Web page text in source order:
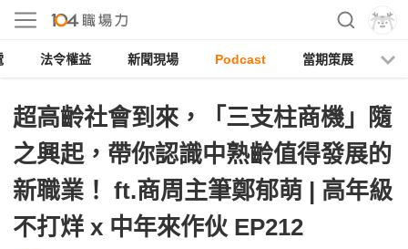
法令權益 新聞現場 Podcast 當期策展
超高齡社會到來，「三支柱商機」隨
之興起，帶你認識中熟齡值得發展的
新職業！ ft.商周主筆鄭郁萌 | 高年級
不打烊 x 中年來作伙 EP212